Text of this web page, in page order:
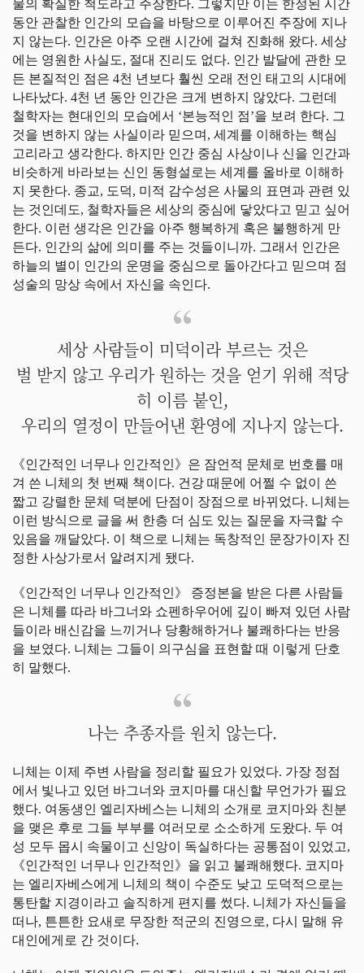
물의 확실한 척도라고 주장한다. 그렇지만 이는 한정된 시간
동안 관찰한 인간의 모습을 바탕으로 이루어진 주장에 지나
지 않는다. 인간은 아주 오랜 시간에 걸쳐 진화해 왔다. 세상
에는 영원한 사실도, 절대 진리도 없다. 인간 발달에 관한 모
든 본질적인 점은 4천 년보다 훨씬 오래 전인 태고의 시대에
나타났다. 4천 년 동안 인간은 크게 변하지 않았다. 그런데
철학자는 현대인의 모습에서 ‘본능적인 점’을 보려 한다. 그
것을 변하지 않는 사실이라 믿으며, 세계를 이해하는 핵심
고리라고 생각한다. 하지만 인간 중심 사상이나 신을 인간과
비슷하게 바라보는 신인 동형설로는 세계를 올바로 이해하
지 못한다. 종교, 도덕, 미적 감수성은 사물의 표면과 관련 있
는 것인데도, 철학자들은 세상의 중심에 닿았다고 믿고 싶어
한다. 이런 생각은 인간을 아주 행복하게 혹은 불행하게 만
든다. 인간의 삶에 의미를 주는 것들이니까. 그래서 인간은
하늘의 별이 인간의 운명을 중심으로 돌아간다고 믿으며 점
성술의 망상 속에서 자신을 속인다.
세상 사람들이 미덕이라 부르는 것은
벌 받지 않고 우리가 원하는 것을 얻기 위해 적당
히 이름 붙인,
우리의 열정이 만들어낸 환영에 지나지 않는다.
《인간적인 너무나 인간적인》은 잠언적 문체로 번호를 매
겨 쓴 니체의 첫 번째 책이다. 건강 때문에 어쩔 수 없이 쓴
짧고 강렬한 문체 덕분에 단점이 장점으로 바뀌었다. 니체는
이런 방식으로 글을 써 한층 더 심도 있는 질문을 자극할 수
있음을 깨달았다. 이 책으로 니체는 독창적인 문장가이자 진
정한 사상가로서 알려지게 됐다.
《인간적인 너무나 인간적인》 증정본을 받은 다른 사람들
은 니체를 따라 바그너와 쇼펜하우어에 깊이 빠져 있던 사람
들이라 배신감을 느끼거나 당황해하거나 불쾌하다는 반응
을 보였다. 니체는 그들이 의구심을 표현할 때 이렇게 단호
히 말했다.
나는 추종자를 원치 않는다.
니체는 이제 주변 사람을 정리할 필요가 있었다. 가장 정점
에서 빛나고 있던 바그너와 코지마를 대신할 무언가가 필요
했다. 여동생인 엘리자베스는 니체의 소개로 코지마와 친분
을 맺은 후로 그들 부부를 여러모로 소소하게 도왔다. 두 여
성 모두 몹시 속물이고 신앙이 독실하다는 공통점이 있었고,
《인간적인 너무나 인간적인》을 읽고 불쾌해했다. 코지마
는 엘리자베스에게 니체의 책이 수준도 낮고 도덕적으로는
통탄할 지경이라고 솔직하게 편지를 썼다. 니체가 자신들을
떠나, 튼튼한 요새로 무장한 적군의 진영으로, 다시 말해 유
대인에게로 간 것이다.